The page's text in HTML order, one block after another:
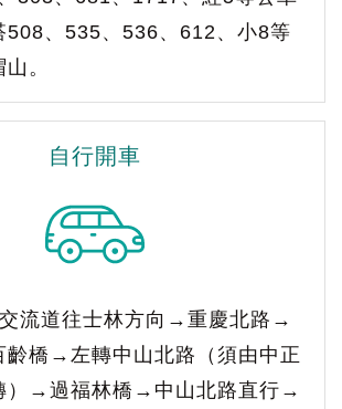
508、535、536、612、小8等
。
自行開車
流道往士林方向→重慶北路→
齡橋→左轉中山北路（須由中正
）→過福林橋→中山北路直行→